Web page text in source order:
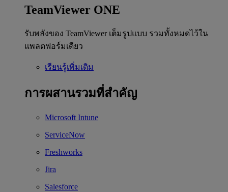
TeamViewer ONE
รับพลังของ TeamViewer เต็มรูปแบบ รวมทั้งหมดไว้ใน
แพลตฟอร์มเดียว
เรียนรู้เพิ่มเติม
การผสานรวมที่สำคัญ
Microsoft Intune
ServiceNow
Freshworks
Jira
Salesforce